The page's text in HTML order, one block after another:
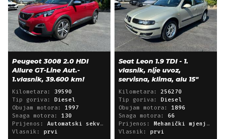
Peugeot 3008 2.0 HDI
Allure GT-Line Aut.-
1.vlasnik, 39.600 km!
Kilometara: 39590
Tip goriva: Diesel
Obujam motora: 1997
Snaga motora: 130
Prijenos: Automatski sekvencijski
Vlasnik: prvi
Seat Leon 1.9 TDI - 1.
vlasnik, nije uvoz,
servisna, klima, alu 15"
Kilometara: 256270
Tip goriva: Diesel
Obujam motora: 1896
Snaga motora: 66
Prijenos: Mehanički mjenjač
Vlasnik: prvi